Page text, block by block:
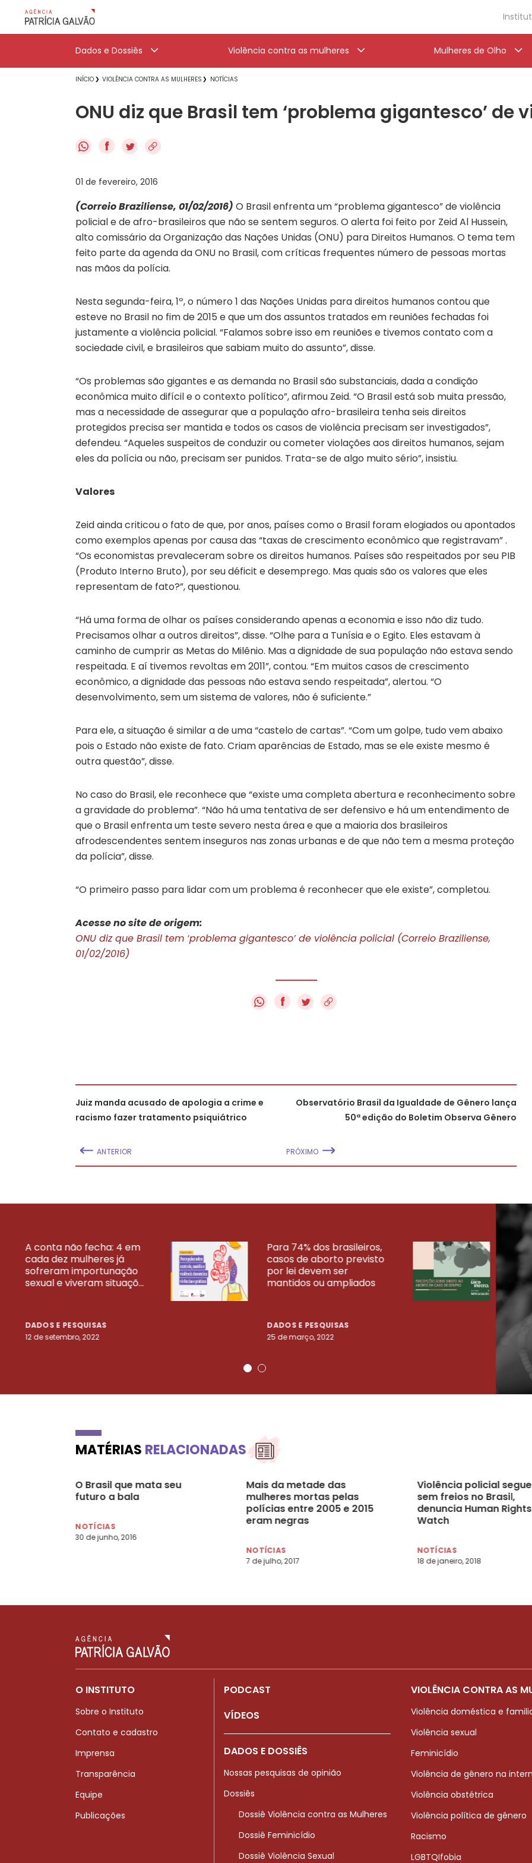
Dados e Dossiês Violência contra as mulheres Mulheres de Olho
INÍCIO VIOLÊNCIA CONTRA AS MULHERES NOTÍCIAS
ONU diz que Brasil tem ‘problema gigantesco’ de
f
01 de fevereiro, 2016
(Correio Braziliense, 01/02/2016) O Brasil enfrenta um “problema gigantesco” de violência
policial e de afro-brasileiros que não se sentem seguros. O alerta foi feito por Zeid Al Hussein,
alto comissário da Organização das Nações Unidas (ONU) para Direitos Humanos. O tema tem
feito parte da agenda da ONU no Brasil, com críticas frequentes número de pessoas mortas
nas mãos da polícia.
Nesta segunda-feira, 1º, o número 1 das Nações Unidas para direitos humanos contou que
esteve no Brasil no fim de 2015 e que um dos assuntos tratados em reuniões fechadas foi
justamente a violência policial. “Falamos sobre isso em reuniões e tivemos contato com a
sociedade civil, e brasileiros que sabiam muito do assunto”, disse.
“Os problemas são gigantes e as demanda no Brasil são substanciais, dada a condição
econômica muito difícil e o contexto político”, afirmou Zeid. “O Brasil está sob muita pressão,
mas a necessidade de assegurar que a população afro-brasileira tenha seis direitos
protegidos precisa ser mantida e todos os casos de violência precisam ser investigados”,
defendeu. “Aqueles suspeitos de conduzir ou cometer violações aos direitos humanos, sejam
eles da polícia ou não, precisam ser punidos. Trata-se de algo muito sério”, insistiu.
Valores
Zeid ainda criticou o fato de que, por anos, países como o Brasil foram elogiados ou apontados
como exemplos apenas por causa das “taxas de crescimento econômico que registravam” .
“Os economistas prevaleceram sobre os direitos humanos. Países são respeitados por seu PIB
(Produto Interno Bruto), por seu déficit e desemprego. Mas quais são os valores que eles
representam de fato?”, questionou.
“Há uma forma de olhar os países considerando apenas a economia e isso não diz tudo.
Precisamos olhar a outros direitos”, disse. “Olhe para a Tunísia e o Egito. Eles estavam à
caminho de cumprir as Metas do Milênio. Mas a dignidade de sua população não estava sendo
respeitada. E aí tivemos revoltas em 2011”, contou. “Em muitos casos de crescimento
econômico, a dignidade das pessoas não estava sendo respeitada”, alertou. “O
desenvolvimento, sem um sistema de valores, não é suficiente.”
Para ele, a situação é similar a de uma “castelo de cartas”. “Com um golpe, tudo vem abaixo
pois o Estado não existe de fato. Criam aparências de Estado, mas se ele existe mesmo é
outra questão”, disse.
No caso do Brasil, ele reconhece que “existe uma completa abertura e reconhecimento sobre
a gravidade do problema”. “Não há uma tentativa de ser defensivo e há um entendimento de
que o Brasil enfrenta um teste severo nesta área e que a maioria dos brasileiros
afrodescendentes sentem inseguros nas zonas urbanas e de que não tem a mesma proteção
da polícia”, disse.
“O primeiro passo para lidar com um problema é reconhecer que ele existe”, completou.
Acesse no site de origem:
ONU diz que Brasil tem ‘problema gigantesco’ de violência policial (Correio Braziliense,
01/02/2016)
f
Juiz manda acusado de apologia a crime e
racismo fazer tratamento psiquiátrico
ANTERIOR
Observatório Brasil da Igualdade de Gênero lança
50ª edição do Boletim Observa Gênero
PRÓXIMO
A conta não fecha: 4 em
cada dez mulheres já
sofreram importunação
sexual e viveram situaçõ...
DADOS E PESQUISAS
12 de setembro, 2022
Para 74% dos brasileiros,
casos de aborto previsto
por lei devem ser
mantidos ou ampliados
DADOS E PESQUISAS
25 de março, 2022
23
VEJA MAIS PESQUISAS
MATÉRIAS RELACIONADAS
O Brasil que mata seu
futuro a bala
NOTÍCIAS
30 de junho, 2016
Mais da metade das
mulheres mortas pelas
polícias entre 2005 e 2015
eram negras
NOTÍCIAS
7 de julho, 2017
Violência policial segue
sem freios no Brasil,
denuncia Human Rights
Watch
NOTÍCIAS
18 de janeiro, 2018
O INSTITUTO
Sobre o Instituto
Contato e cadastro
Imprensa
Transparência
Equipe
Publicações
PODCAST
VÍDEOS
DADOS E DOSSIÊS
Nossas pesquisas de opinião
Dossiês
Dossiê Violência contra as Mulheres
Dossiê Feminicídio
Dossiê Violência Sexual
VIOLÊNCIA CONTRA AS
Violência doméstica e
Violência sexual
Feminicídio
Violência de gênero na
Violência obstétrica
Violência política de gênero
Racismo
LGBTQIfobia